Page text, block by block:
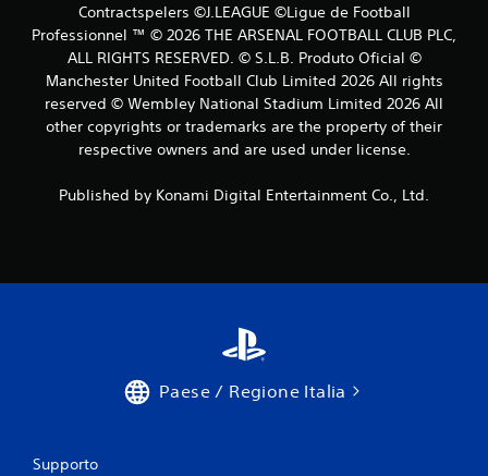
Contractspelers ©J.LEAGUE ©Ligue de Football
Professionnel ™ © 2026 THE ARSENAL FOOTBALL CLUB PLC,
ALL RIGHTS RESERVED. © S.L.B. Produto Oficial ©
Manchester United Football Club Limited 2026 All rights
reserved © Wembley National Stadium Limited 2026 All
other copyrights or trademarks are the property of their
respective owners and are used under license.
Published by Konami Digital Entertainment Co., Ltd.
Paese / Regione Italia
Supporto